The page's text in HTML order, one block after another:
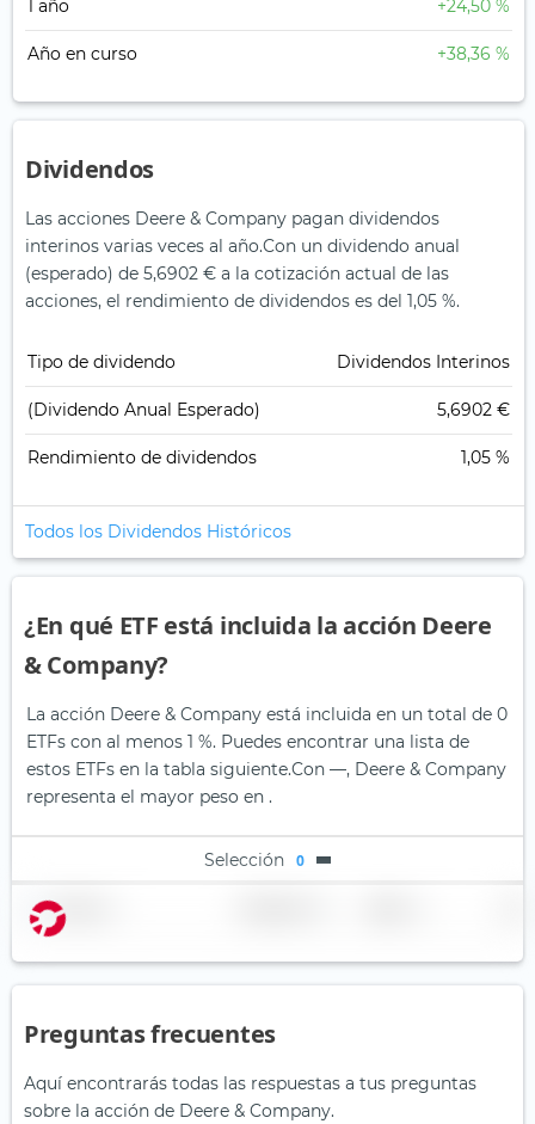
1 año +24,50 %
Año en curso +38,36 %
Dividendos
Las acciones Deere & Company pagan dividendos
interinos varias veces al año.Con un dividendo anual
(esperado) de 5,6902 € a la cotización actual de las
acciones, el rendimiento de dividendos es del 1,05 %.
Tipo de dividendo Dividendos Interinos
(Dividendo Anual Esperado) 5,6902 €
Rendimiento de dividendos 1,05 %
Todos los Dividendos Históricos
¿En qué ETF está incluida la acción Deere
& Company?
La acción Deere & Company está incluida en un total de 0
ETFs con al menos 1 %. Puedes encontrar una lista de
estos ETFs en la tabla siguiente.Con —, Deere & Company
representa el mayor peso en .
Selección 0
Nombre
Preguntas frecuentes
Aquí encontrarás todas las respuestas a tus preguntas
sobre la acción de Deere & Company.